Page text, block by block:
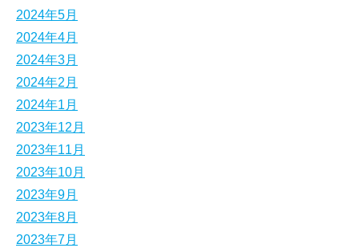
2024年5月
2024年4月
2024年3月
2024年2月
2024年1月
2023年12月
2023年11月
2023年10月
2023年9月
2023年8月
2023年7月